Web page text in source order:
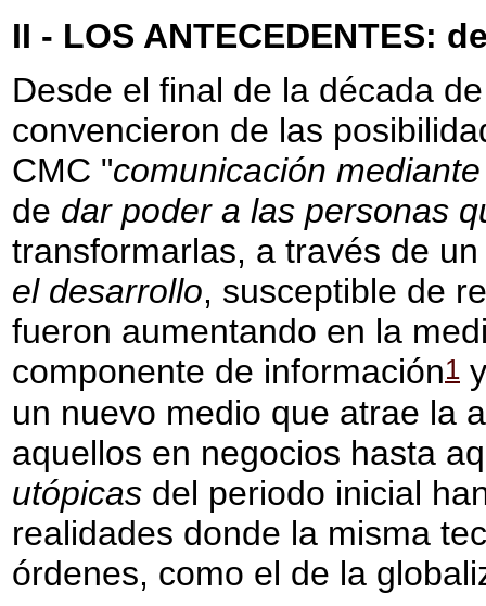
II - LOS ANTECEDENTES:
Desde el final de la década
convencieron de las
CMC "comunicación
de dar poder a las personas
transformarlas, a través de
el desarrollo, susceptible de
fueron aumentando en la
componente de información1
un nuevo medio que atrae la
aquellos en negocios hasta
utópicas del periodo inicial
realidades donde la misma
órdenes, como el de la